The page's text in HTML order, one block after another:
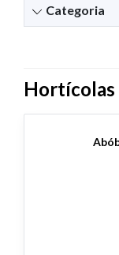
Categoria
Hortícolas